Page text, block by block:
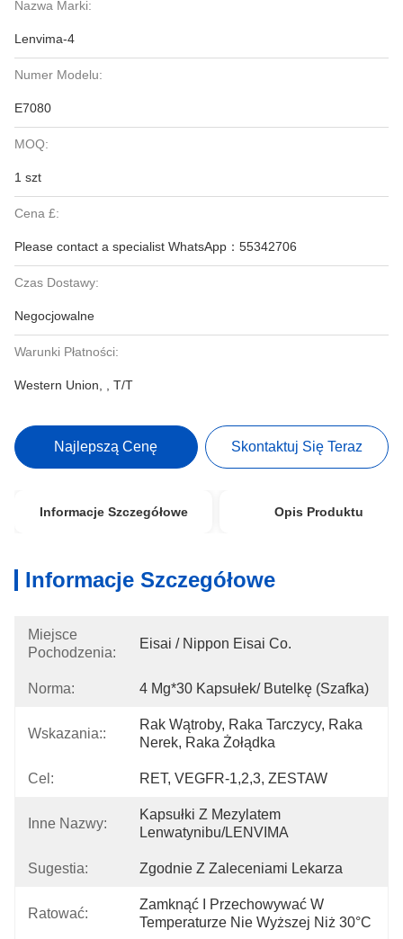
Nazwa Marki:
Lenvima-4
Numer Modelu:
E7080
MOQ:
1 szt
Cena £:
Please contact a specialist WhatsApp：55342706
Czas Dostawy:
Negocjowalne
Warunki Płatności:
Western Union, , T/T
Najlepszą Cenę Skontaktuj Się Teraz
Informacje Szczegółowe Opis Produktu
Informacje Szczegółowe
Miejsce
Pochodzenia:
Eisai / Nippon Eisai Co.
Norma: 4 Mg*30 Kapsułek/ Butelkę (szafka)
Wskazania::
Rak Wątroby, Raka Tarczycy, Raka
Nerek, Raka Żołądka
Cel: RET, VEGFR-1,2,3, ZESTAW
Inne Nazwy:
Kapsułki Z Mezylatem
Lenwatynibu/LENVIMA
Sugestia: Zgodnie Z Zaleceniami Lekarza
Ratować:
Zamknąć I Przechowywać W
Temperaturze Nie Wyższej Niż 30°C